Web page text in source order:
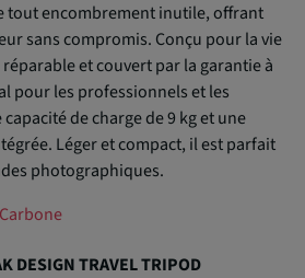
tout encombrement inutile, offrant
sans compromis. Conçu pour la vie
et couvert par la garantie à
pour les professionnels et les
de charge de 9 kg et une
Léger et compact, il est parfait
photographiques.
DESIGN TRAVEL TRIPOD